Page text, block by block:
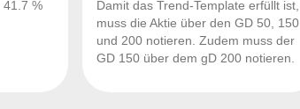
41.7 %
Damit das Trend-Template erfüllt ist,
muss die Aktie über den GD 50, 150
und 200 notieren. Zudem muss der
GD 150 über dem gD 200 notieren.